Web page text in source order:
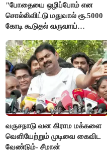
"போதையை ஒழிப்போம் என
சொல்லிவிட்டு மதுவால் ரூ.5000
கோடி கூடுதல் வருவாய்
மார்க்கண்டேயன்
வருசநாடு வன கிராம மக்களை
வெளியேற்றும் முடிவை கைவிட
வேண்டும்- சீமான்